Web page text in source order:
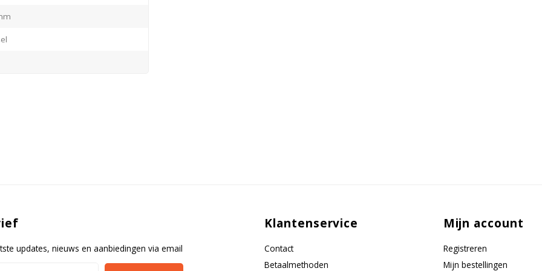
updates, nieuws en aanbiedingen via email
Klantenservice
Contact
Betaalmethoden
Mijn account
Registreren
Mijn bestellingen